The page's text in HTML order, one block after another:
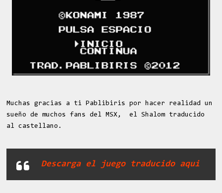
Muchas gracias a ti Pablibiris por hacer realidad un
sueño de muchos fans del MSX, el Shalom traducido
al castellano.
Descarga el juego traducido aqui